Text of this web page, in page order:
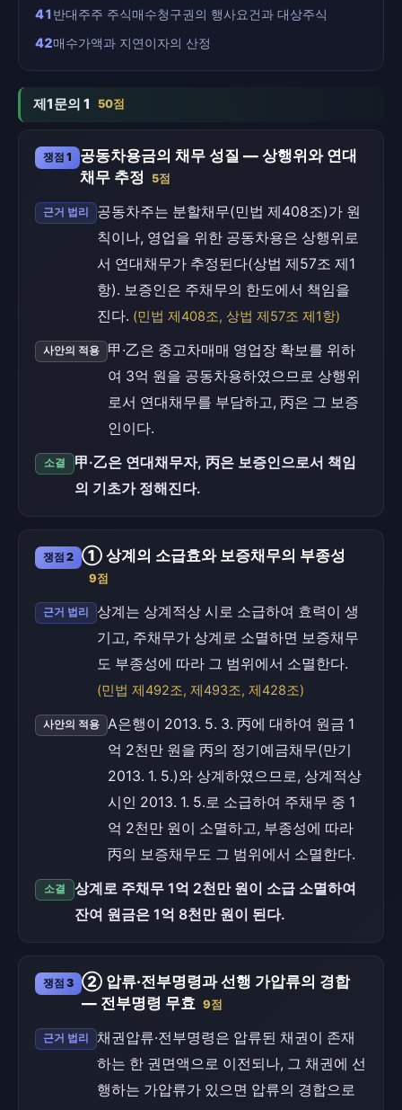
41반대주주 주식매수청구권의 행사요건과 대상주식
42매수가액과 지연이자의 산정
제1문의 1 50점
쟁점 1
공동차용금의 채무 성질 — 상행위와 연대
채무 추정 5점
근거 법리
공동차주는 분할채무(민법 제408조)가 원
칙이나, 영업을 위한 공동차용은 상행위로
서 연대채무가 추정된다(상법 제57조 제1
항). 보증인은 주채무의 한도에서 책임을
진다. (민법 제408조, 상법 제57조 제1항)
사안의 적용
甲·乙은 중고차매매 영업장 확보를 위하
여 3억 원을 공동차용하였으므로 상행위
로서 연대채무를 부담하고, 丙은 그 보증
인이다.
소결
甲·乙은 연대채무자, 丙은 보증인으로서 책임
의 기초가 정해진다.
쟁점 2 ① 상계의 소급효와 보증채무의 부종성
9점
근거 법리
상계는 상계적상 시로 소급하여 효력이 생
기고, 주채무가 상계로 소멸하면 보증채무
도 부종성에 따라 그 범위에서 소멸한다.
(민법 제492조, 제493조, 제428조)
사안의 적용
A은행이 2013. 5. 3. 丙에 대하여 원금 1
억 2천만 원을 丙의 정기예금채무(만기
2013. 1. 5.)와 상계하였으므로, 상계적상
시인 2013. 1. 5.로 소급하여 주채무 중 1
억 2천만 원이 소멸하고, 부종성에 따라
丙의 보증채무도 그 범위에서 소멸한다.
소결
상계로 주채무 1억 2천만 원이 소급 소멸하여
잔여 원금은 1억 8천만 원이 된다.
쟁점 3 ② 압류·전부명령과 선행 가압류의 경합
— 전부명령 무효 9점
근거 법리
채권압류·전부명령은 압류된 채권이 존재
하는 한 권면액으로 이전되나, 그 채권에 선
행하는 가압류가 있으면 압류의 경합으로